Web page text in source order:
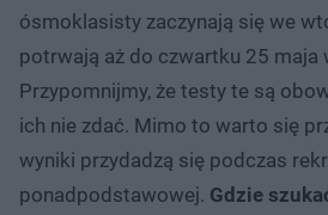
ósmoklasisty zaczynają się we
potrwają aż do czwartku 25 maja
Przypomnijmy, że testy te są
ich nie zdać. Mimo to warto się
wyniki przydadzą się podczas
ponadpodstawowej. Gdzie